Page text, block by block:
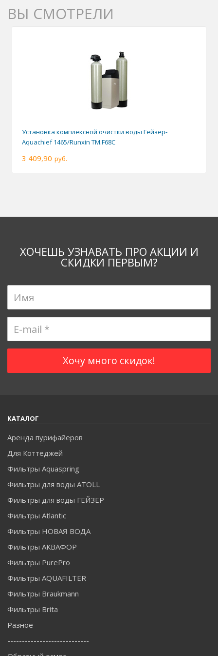
ВЫ СМОТРЕЛИ
Установка комплексной очистки воды Гейзер-
Aquachief 1465/Runxin TM.F68C
3 409,90 руб.
ХОЧЕШЬ УЗНАВАТЬ ПРО АКЦИИ И
СКИДКИ ПЕРВЫМ?
КАТАЛОГ
Аренда пурифайеров
Для Коттеджей
Фильтры Aquaspring
Фильтры для воды ATOLL
Фильтры для воды ГЕЙЗЕР
Фильтры Atlantic
Фильтры НОВАЯ ВОДА
Фильтры АКВАФОР
Фильтры PurePro
Фильтры AQUAFILTER
Фильтры Braukmann
Фильтры Brita
Разное
----------------------------